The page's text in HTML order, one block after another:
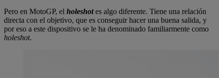
Pero en MotoGP, el holeshotes algo diferente. Tiene una relación
directa con el objetivo, que es conseguir hacer una buena salida, y
por eso a este dispositivo se le ha denominado familiarmente como
holeshot.